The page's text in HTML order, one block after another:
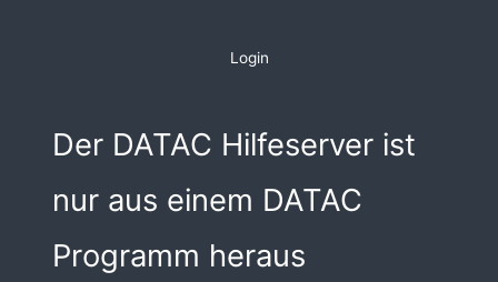
Login
Der DATAC Hilfeserver ist
nur aus einem DATAC
Programm heraus